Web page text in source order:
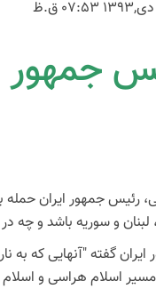
جمهور
رئیس جمهور ایران حمله
و سوریه باشد و چه
گفته "آنهایی که به
اسلام هراسی و اسلام